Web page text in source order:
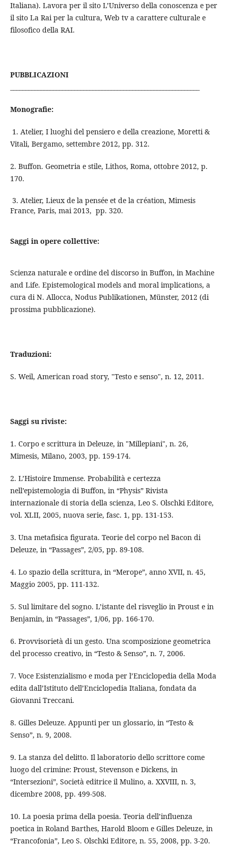
Italiana). Lavora per il sito L’Universo della conoscenza e per
il sito La Rai per la cultura, Web tv a carattere culturale e
filosofico della RAI.
PUBBLICAZIONI
Monografie:
1. Atelier, I luoghi del pensiero e della creazione, Moretti &
Vitali, Bergamo, settembre 2012, pp. 312.
2. Buffon. Geometria e stile, Lithos, Roma, ottobre 2012, p.
170.
3. Atelier, Lieux de la pensée et de la création, Mimesis
France, Paris, mai 2013, pp. 320.
Saggi in opere collettive:
Scienza naturale e ordine del discorso in Buffon, in Machine
and Life. Epistemological models and moral implications, a
cura di N. Allocca, Nodus Publikationen, Münster, 2012 (di
prossima pubblicazione).
Traduzioni:
S. Weil, American road story, "Testo e senso", n. 12, 2011.
Saggi su riviste:
1. Corpo e scrittura in Deleuze, in "Millepiani", n. 26,
Mimesis, Milano, 2003, pp. 159-174.
2. L’Histoire Immense. Probabilità e certezza
nell’epistemologia di Buffon, in “Physis” Rivista
internazionale di storia della scienza, Leo S. Olschki Editore,
vol. XLII, 2005, nuova serie, fasc. 1, pp. 131-153.
3. Una metafisica figurata. Teorie del corpo nel Bacon di
Deleuze, in “Passages”, 2/05, pp. 89-108.
4. Lo spazio della scrittura, in “Merope”, anno XVII, n. 45,
Maggio 2005, pp. 111-132.
5. Sul limitare del sogno. L’istante del risveglio in Proust e in
Benjamin, in “Passages”, 1/06, pp. 166-170.
6. Provvisorietà di un gesto. Una scomposizione geometrica
del processo creativo, in “Testo & Senso”, n. 7, 2006.
7. Voce Esistenzialismo e moda per l’Enciclopedia della Moda
edita dall’Istituto dell’Enciclopedia Italiana, fondata da
Giovanni Treccani.
8. Gilles Deleuze. Appunti per un glossario, in “Testo &
Senso”, n. 9, 2008.
9. La stanza del delitto. Il laboratorio dello scrittore come
luogo del crimine: Proust, Stevenson e Dickens, in
“Intersezioni”, Società editrice il Mulino, a. XXVIII, n. 3,
dicembre 2008, pp. 499-508.
10. La poesia prima della poesia. Teoria dell’influenza
poetica in Roland Barthes, Harold Bloom e Gilles Deleuze, in
“Francofonia”, Leo S. Olschki Editore, n. 55, 2008, pp. 3-20.